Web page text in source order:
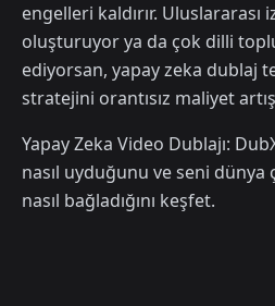
engelleri kaldırır. Uluslararası
oluşturuyor ya da çok dilli
ediyorsan, yapay zeka dublaj
stratejini orantısız maliyet
Yapay Zeka Video Dublajı:
nasıl uyduğunu ve seni dünya
nasıl bağladığını keşfet.